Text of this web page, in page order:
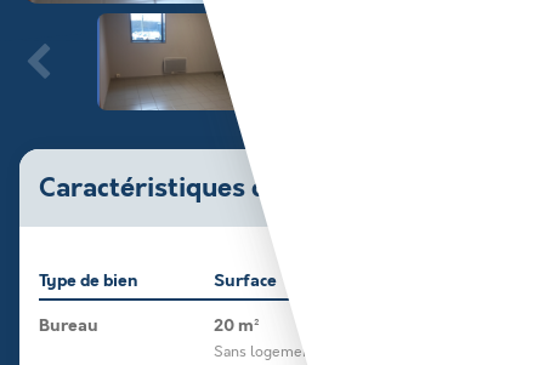
Caractéristiques du bien
Type de bien
Bureau
Surface
20 m²
Sans logement